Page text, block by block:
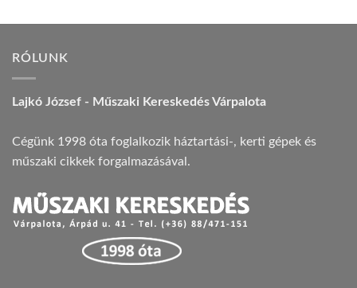
RÓLUNK
Lajkó József - Műszaki Kereskedés Várpalota
Cégünk 1998 óta foglalkozik háztartási-, kerti gépek és
műszaki cikkek forgalmazásával.